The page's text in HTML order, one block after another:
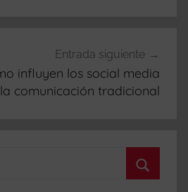
Entrada siguiente
influyen los social media
comunicación tradicional